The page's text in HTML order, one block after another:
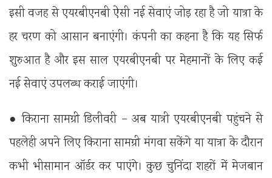
इसी वजह से एयरबीएनबी ऐसी नई सेवाएं जोड़ रहा है जो यात्रा के
हर चरण को आसान बनाएंगी। कंपनी का कहना है कि यह सिर्फ
शुरुआत है और इस साल एयरबीएनबी पर मेहमानों के लिए कई
नई सेवाएं उपलब्ध कराई जाएंगी।
● किराना सामग्री डिलीवरी – अब यात्री एयरबीएनबी पहुंचने से
पहलेही अपने लिए किराना सामग्री मंगवा सकेंगे या यात्रा के दौरान
कभी भीसामान ऑर्डर कर पाएंगे। कुछ चुनिंदा शहरों में मेजबान